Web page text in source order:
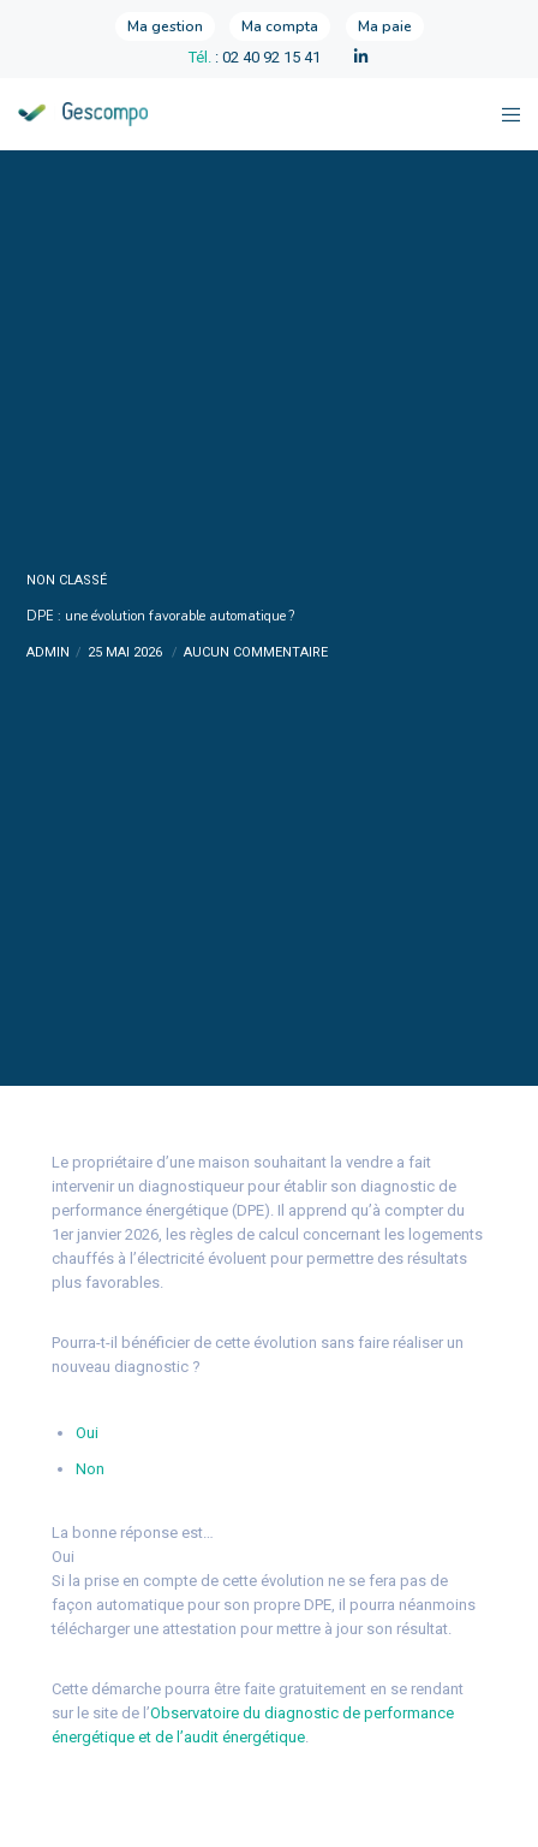
Ma gestion Ma compta Ma paie
Tél. : 02 40 92 15 41
NON CLASSÉ
DPE : une évolution favorable automatique ?
ADMIN 25 MAI 2026 AUCUN COMMENTAIRE
Le propriétaire d’une maison souhaitant la vendre a fait
intervenir un diagnostiqueur pour établir son diagnostic de
performance énergétique (DPE). Il apprend qu’à compter du
1er janvier 2026, les règles de calcul concernant les logements
chauffés à l’électricité évoluent pour permettre des résultats
plus favorables.
Pourra-t-il bénéficier de cette évolution sans faire réaliser un
nouveau diagnostic ?
Oui
Non
La bonne réponse est…
Oui
Si la prise en compte de cette évolution ne se fera pas de
façon automatique pour son propre DPE, il pourra néanmoins
télécharger une attestation pour mettre à jour son résultat.
Cette démarche pourra être faite gratuitement en se rendant
sur le site de l’Observatoire du diagnostic de performance
énergétique et de l’audit énergétique.